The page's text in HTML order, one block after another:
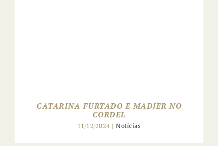
CATARINA FURTADO E MADJER NO
CORDEL
11/12/2024 | Notícias
MESA COM… JOSELITO
LUCAS